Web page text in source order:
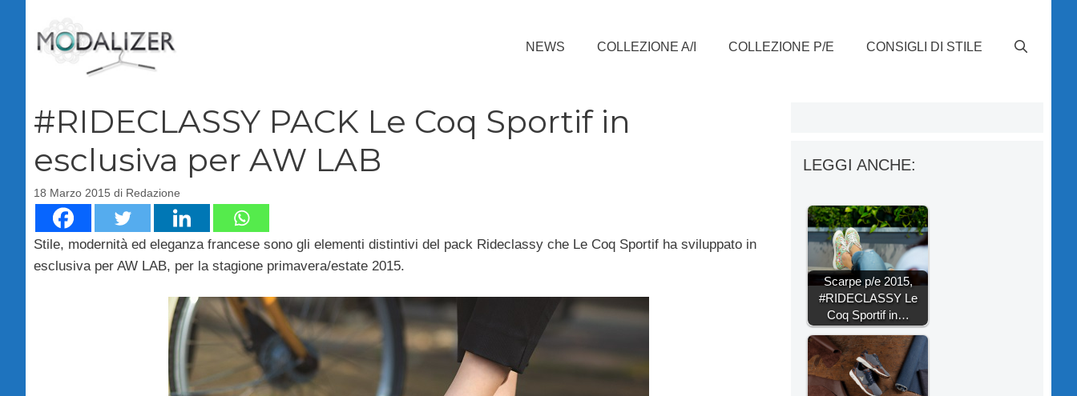
contenuto
NEWS COLLEZIONE A/I COLLEZIONE P/E CONSIGLI DI STILE
#RIDECLASSY PACK Le Coq Sportif in
esclusiva per AW LAB
18 Marzo 2015 di Redazione
Stile, modernità ed eleganza francese sono gli elementi distintivi del pack Rideclassy che Le Coq Sportif ha sviluppato in
esclusiva per AW LAB, per la stagione primavera/estate 2015.
LEGGI ANCHE:
Scarpe p/e 2015,
#RIDECLASSY Le
Coq Sportif in…